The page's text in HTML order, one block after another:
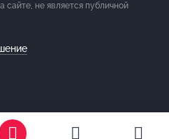
не является публичной